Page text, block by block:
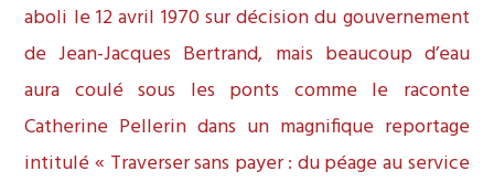
aboli le 12 avril 1970 sur décision du gouvernement
de Jean-Jacques Bertrand, mais beaucoup d’eau
aura coulé sous les ponts comme le raconte
Catherine Pellerin dans un magnifique reportage
intitulé « Traverser sans payer : du péage au service